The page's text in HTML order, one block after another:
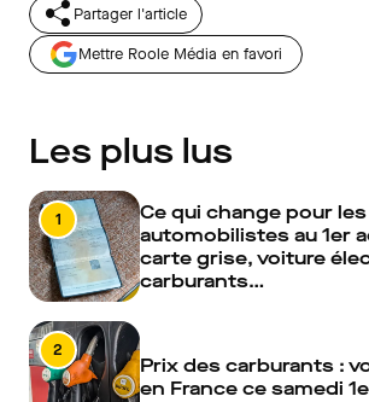
Partager l'article
Mettre Roole Média en favori
Les plus lus
1
Ce qui change pour les
automobilistes au 1er
carte grise, voiture
carburants…
2
Prix des carburants :
en France ce samedi